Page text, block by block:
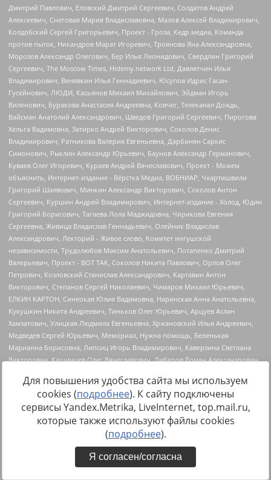
Источник:https://minjust.gov.ru/uploaded/files/reestr-
inostrannyih-agentov-22-03-2024.pdfданные на22.03.2024
Для повышения удобства сайта мы используем
cookies (подробнее). К сайту подключены
сервисы Yandex.Metrika, LiveInternet, top.mail.ru,
которые также используют файлы cookies
(подробнее).
Я согласен/согласна